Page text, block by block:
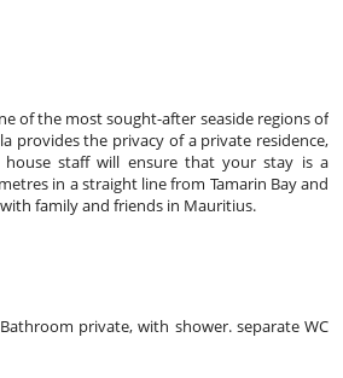
of the most sought-after seaside regions of
provides the privacy of a private residence,
staff will ensure that your stay is a
in a straight line from Tamarin Bay and
family and friends in Mauritius.
private, with shower. separate WC